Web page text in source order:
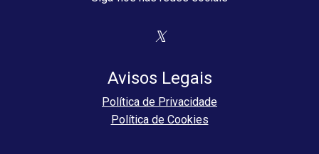
Avisos Legais
Política de Privacidade
Política de Cookies